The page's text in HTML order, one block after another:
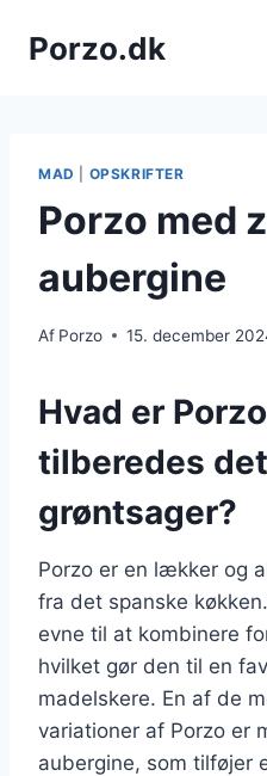
Porzo.dk
MAD OPSKRIFTER
Porzo med
aubergine
Af Porzo 15. december
Hvad er
tilberedes
grøntsager?
Porzo er en lækker og
fra det spanske
evne til at kombinere
hvilket gør den til en
madelskere. En af de
variationer af Porzo er
aubergine, som tilføjer